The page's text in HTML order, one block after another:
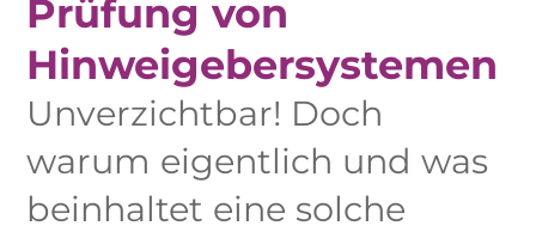
Prüfung von
Hinweigebersystemen
Unverzichtbar! Doch
warum eigentlich und was
beinhaltet eine solche